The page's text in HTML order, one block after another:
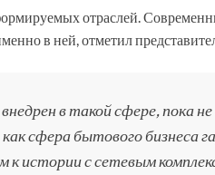
отраслей.
в ней, отметил
в такой сфере, пока
сфера бытового
к истории с сетевым